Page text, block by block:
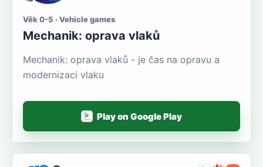
Věk 0-5 · Vehicle games
Mechanik: oprava vlaků
Mechanik: oprava vlaků - je čas na opravu a
modernizaci vlaku
Play on Google Play